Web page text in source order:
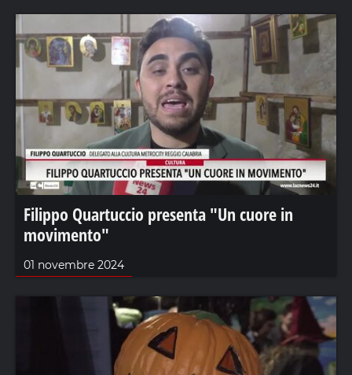
Filippo Quartuccio presenta "Un cuore in
movimento"
01 novembre 2024